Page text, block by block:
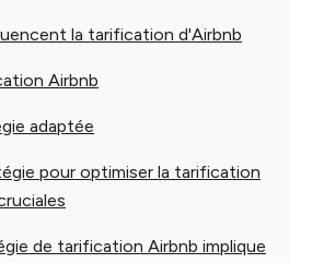
la tarification d'Airbnb
Airbnb
adaptée
pour optimiser la tarification
de tarification Airbnb implique